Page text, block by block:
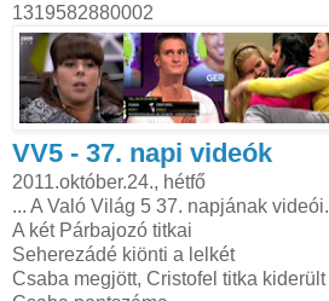
1319582880002
VV5 - 37. napi videók
2011.október.24., hétfő
... A Való Világ 5 37. napjának videói.
A két Párbajozó titkai
Seherezádé kiönti a lelkét
Csaba megjött, Cristofel titka kiderült